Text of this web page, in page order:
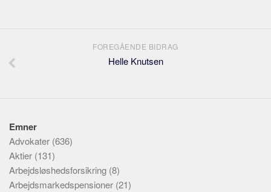
FOREGÅENDE BIDRAG
Helle Knutsen
Emner
Advokater (636)
Aktier (131)
Arbejdsløshedsforsikring (8)
Arbejdsmarkedspensioner (21)